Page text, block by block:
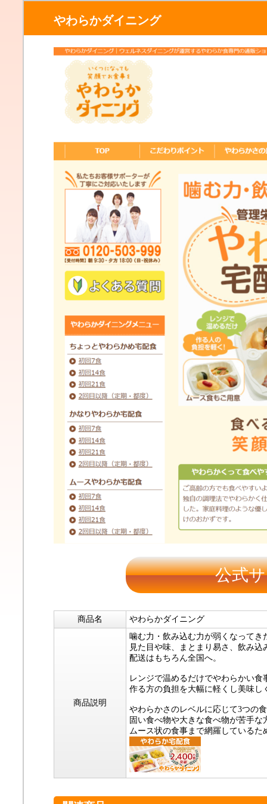
やわらかダイニング
公式
商品名 やわらかダイニング
商品説明
噛む力・飲み込む力が弱くなってき
見た目や味、まとまり易さ、飲み
配送はもちろん全国へ。
レンジで温めるだけでやわらかい食
作る方の負担を大幅に軽くし美味し
やわらかさのレベルに応じて3つの
固い食べ物や大きな食べ物が苦手な
ムース状の食事まで網羅している